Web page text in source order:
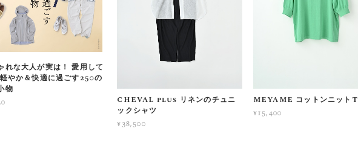
れな大人が実は！ 愛用して
やか＆快適に過ごす250の
物
CHEVAL plus リネンのチュニ
ックシャツ
¥38,500
MEYAME コットンニットT
¥15,400